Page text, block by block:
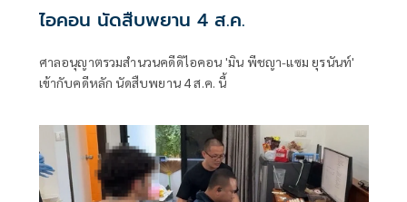
ไอคอน นัดสืบพยาน 4 ส.ค.
ศาลอนุญาตรวมสำนวนคดีดิไอคอน 'มิน พีชญา-แซม ยุรนันท์'
เข้ากับคดีหลัก นัดสืบพยาน 4 ส.ค. นี้